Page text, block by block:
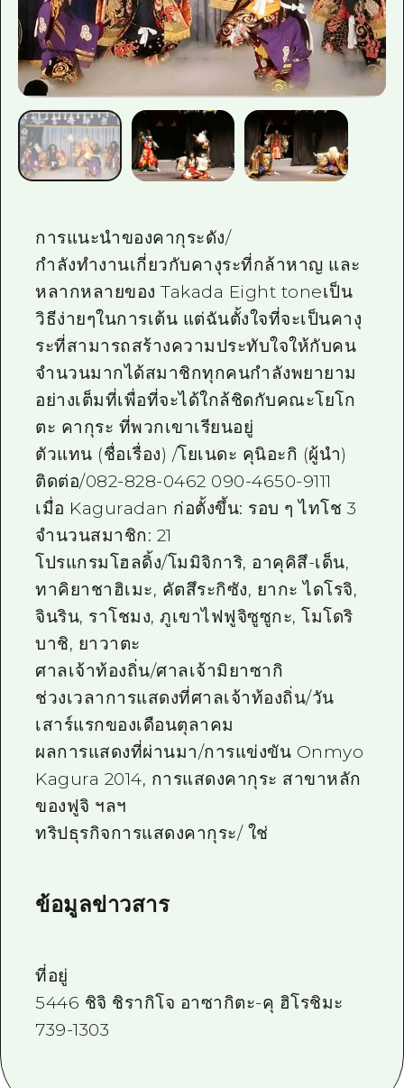
ดาวน์โหลดรูปภาพ
ข้อมูลการขนส่งระหว่างเกิดภัยพิบัติ
การแนะนำของคากุระดัง/
กำลังทำงานเกี่ยวกับคางุระที่กล้าหาญ และ
หลากหลายของ Takada Eight toneเป็น
วิธีง่ายๆในการเต้น แต่ฉันตั้งใจที่จะเป็นคางุ
ระที่สามารถสร้างความประทับใจให้กับคน
จำนวนมากได้สมาชิกทุกคนกำลังพยายาม
อย่างเต็มที่เพื่อที่จะได้ใกล้ชิดกับคณะโยโก
ตะ คากุระ ที่พวกเขาเรียนอยู่
ตัวแทน (ชื่อเรื่อง) /โยเนดะ คุนิอะกิ (ผู้นำ)
ติดต่อ/082-828-0462 090-4650-9111
เมื่อ Kaguradan ก่อตั้งขึ้น: รอบ ๆ ไทโช 3
จำนวนสมาชิก: 21
โปรแกรมโฮลดิ้ง/โมมิจิการิ, อาคุคิสึ-เด็น,
ทาคิยาชาฮิเมะ, คัตสึระกิซัง, ยากะ ไดโรจิ,
จินริน, ราโชมง, ภูเขาไฟฟูจิซูซูกะ, โมโดริ
บาชิ, ยาวาตะ
ศาลเจ้าท้องถิ่น/ศาลเจ้ามิยาซากิ
ช่วงเวลาการแสดงที่ศาลเจ้าท้องถิ่น/วัน
เสาร์แรกของเดือนตุลาคม
ผลการแสดงที่ผ่านมา/การแข่งขัน Onmyo
Kagura 2014, การแสดงคากุระ สาขาหลัก
ของฟูจิ ฯลฯ
ทริปธุรกิจการแสดงคากุระ/ ใช่
ข้อมูลข่าวสาร
ที่อยู่
5446 ชิจิ ชิรากิโจ อาซากิตะ-คุ ฮิโรชิมะ
739-1303